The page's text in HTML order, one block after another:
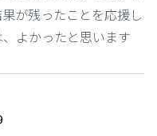
が残ったことを応援し
よかったと思います